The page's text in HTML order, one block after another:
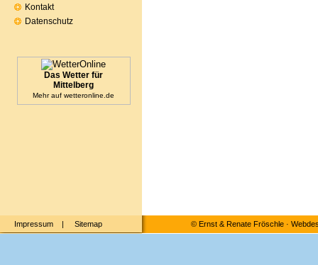
Kontakt
Datenschutz
Das Wetter für
Mittelberg
Mehr auf wetteronline.de
Impressum | Sitemap © Ernst & Renate Fröschle·